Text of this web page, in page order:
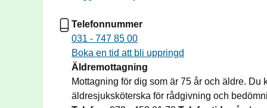
Telefonnummer
031 - 747 85 00
Boka en tid att bli uppringd
Äldremottagning
Mottagning för dig som är 75 år och äldre. Du
äldresjuksköterska för rådgivning och